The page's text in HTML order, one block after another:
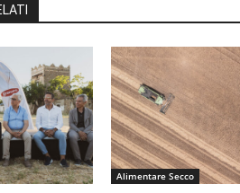
Alimentare Secco